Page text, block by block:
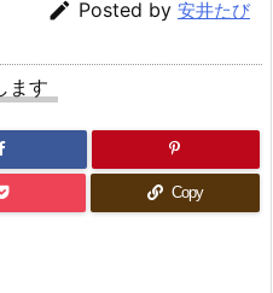
 Posted by 安井たび
ます
Copy